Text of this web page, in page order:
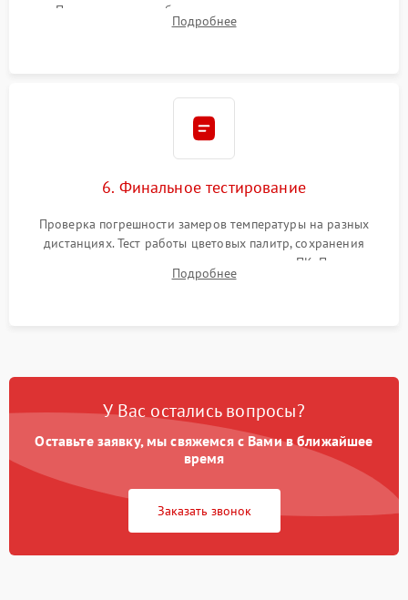
Программная калибровка матрицы по эталонному
абсолютно черному телу для точного измерения температур.
Подробнее
6. Финальное тестирование
Проверка погрешности замеров температуры на разных
дистанциях. Тест работы цветовых палитр, сохранения
термограмм в память и передачи данных на ПК. Проверка
автономности работы и итоговый контроль качества.
Подробнее
У Вас остались вопросы?
Оставьте заявку, мы свяжемся с Вами в ближайшее
время
Заказать звонок